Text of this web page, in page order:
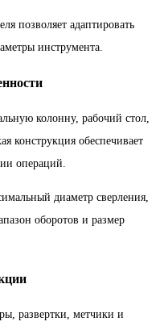
позволяет адаптировать
инструмента.
колонну, рабочий стол,
конструкция обеспечивает
операций.
диаметр сверления,
оборотов и размер
развертки, метчики и